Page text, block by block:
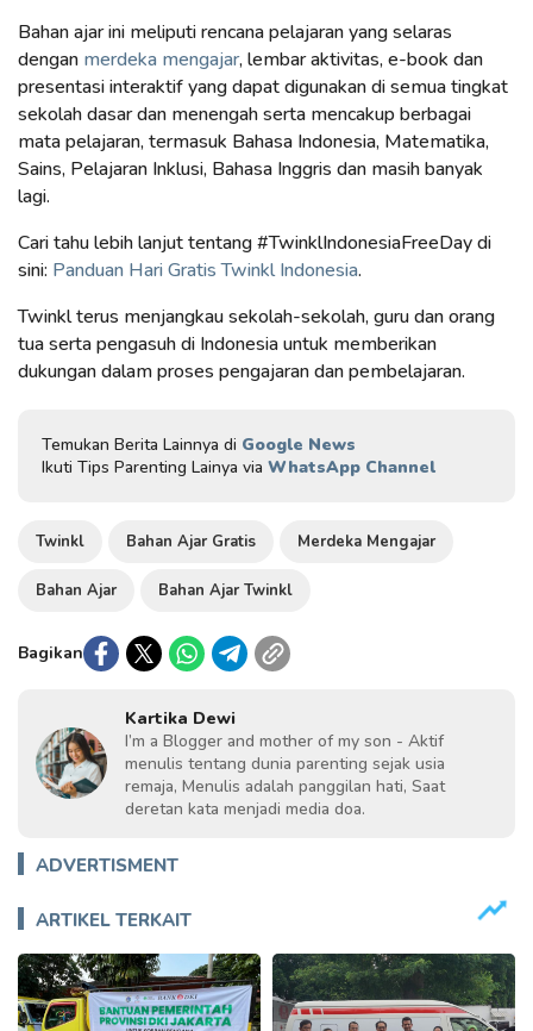
Bahan ajar ini meliputi rencana pelajaran yang selaras
dengan merdeka mengajar, lembar aktivitas, e-book dan
presentasi interaktif yang dapat digunakan di semua tingkat
sekolah dasar dan menengah serta mencakup berbagai
mata pelajaran, termasuk Bahasa Indonesia, Matematika,
Sains, Pelajaran Inklusi, Bahasa Inggris dan masih banyak
lagi.
Cari tahu lebih lanjut tentang #TwinklIndonesiaFreeDay di
sini: Panduan Hari Gratis Twinkl Indonesia.
Twinkl terus menjangkau sekolah-sekolah, guru dan orang
tua serta pengasuh di Indonesia untuk memberikan
dukungan dalam proses pengajaran dan pembelajaran.
Temukan Berita Lainnya di Google News
Ikuti Tips Parenting Lainya via WhatsApp Channel
Twinkl Bahan Ajar Gratis Merdeka Mengajar
Bahan Ajar Bahan Ajar Twinkl
Bagikan
Kartika Dewi
I’m a Blogger and mother of my son - Aktif
menulis tentang dunia parenting sejak usia
remaja, Menulis adalah panggilan hati, Saat
deretan kata menjadi media doa.
ADVERTISMENT
ARTIKEL TERKAIT